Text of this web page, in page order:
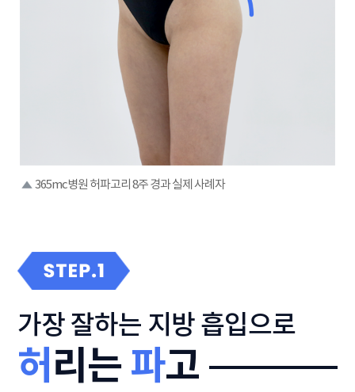
365mc병원 허파고리 8주 경과 실제 사례자
가장 잘하는 지방 흡입으로
허 리는 파고